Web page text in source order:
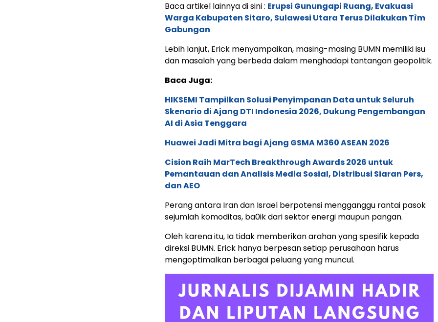
Baca artikel lainnya di sini : Erupsi Gunungapi Ruang, Evakuasi
Warga Kabupaten Sitaro, Sulawesi Utara Terus Dilakukan Tìm
Gabungan
Lebih lanjut, Erick menyampaikan, masing-masing BUMN memiliki isu
dan masalah yang berbeda dalam menghadapi tantangan geopolitik.
Baca Juga:
HIKSEMI Tampilkan Solusi Penyimpanan Data untuk Seluruh
Skenario di Ajang DTI Indonesia 2026, Dukung Pengembangan
AI di Asia Tenggara
Huawei Jadi Mitra bagi Ajang GSMA M360 ASEAN 2026
Cision Raih MarTech Breakthrough Awards 2026 untuk
Pemantauan dan Analisis Media Sosial, Distribusi Siaran Pers,
dan AEO
Perang antara Iran dan Israel berpotensi mengganggu rantai pasok
sejumlah komoditas, ba0ik dari sektor energi maupun pangan.
Oleh karena itu, Ia tidak memberikan arahan yang spesifik kepada
direksi BUMN. Erick hanya berpesan setiap perusahaan harus
mengoptimalkan berbagai peluang yang muncul.